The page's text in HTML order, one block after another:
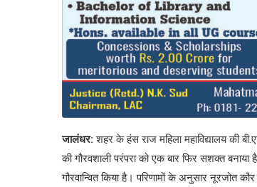
जालंधर:शहर के हंस राज महिला महाविद्यालय की
की गौरवशाली परंपरा को एक बार फिर सशक्त
गौरवान्वित किया है। परिणामों के अनुसार नूरजोत